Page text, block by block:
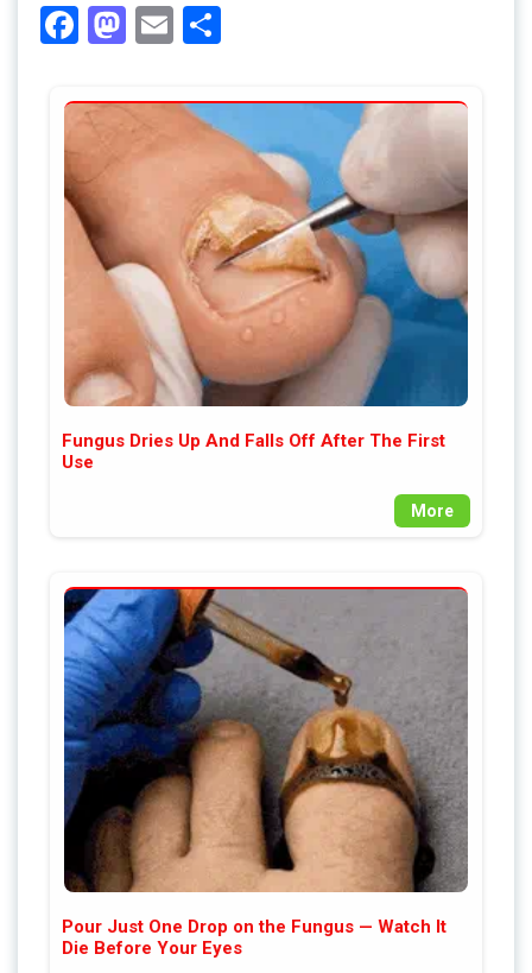
Facebook
Mastodon
Email
Fungus Dries Up And Falls Off After The First
Use
More
Pour Just One Drop on the Fungus — Watch It
Die Before Your Eyes